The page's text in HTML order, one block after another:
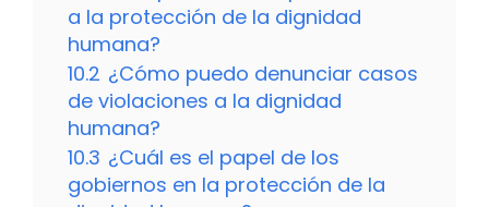
a la protección de la dignidad
humana?
10.2 ¿Cómo puedo denunciar casos
de violaciones a la dignidad
humana?
10.3 ¿Cuál es el papel de los
gobiernos en la protección de la